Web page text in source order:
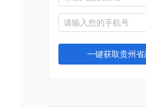
一键获取贵州